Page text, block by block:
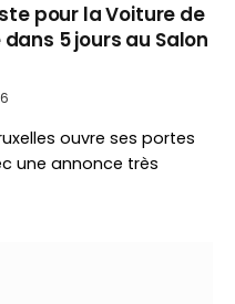
pour la Voiture de
5 jours au Salon
ouvre ses portes
une annonce très